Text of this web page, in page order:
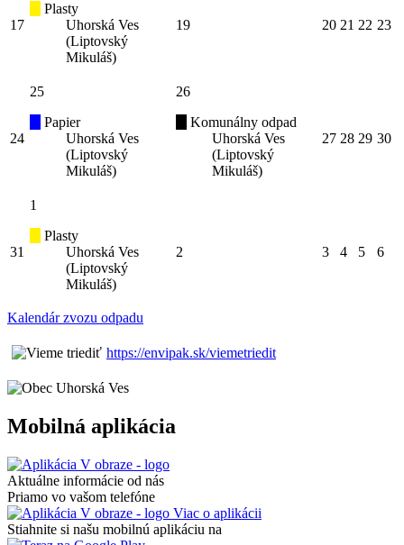
17
Plasty
Uhorská Ves
(Liptovský
Mikuláš)
19 20 21 22 23
24
25
Papier
Uhorská Ves
(Liptovský
Mikuláš)
26
Komunálny odpad
Uhorská Ves
(Liptovský
Mikuláš)
27 28 29 30
31
1
Plasty
Uhorská Ves
(Liptovský
Mikuláš)
2 3 4 5 6
Kalendár zvozu odpadu
https://envipak.sk/viemetriedit
Mobilná aplikácia
Aktuálne informácie od nás
Priamo vo vašom telefóne
Viac o aplikácii
Stiahnite si našu mobilnú aplikáciu na